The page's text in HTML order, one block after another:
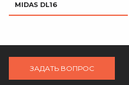
MIDAS DL16
ЗАДАТЬ ВОПРОС